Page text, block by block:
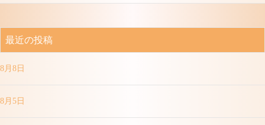
最近の投稿
8月8日
8月5日